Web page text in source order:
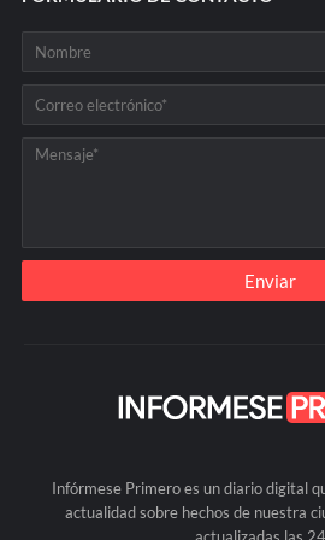
Infórmese Primero es un diario digital
actualidad sobre hechos de nuestra